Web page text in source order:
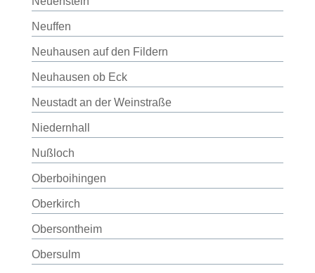
Neuffen
Neuhausen auf den Fildern
Neuhausen ob Eck
Neustadt an der Weinstraße
Niedernhall
Nußloch
Oberboihingen
Oberkirch
Obersontheim
Obersulm